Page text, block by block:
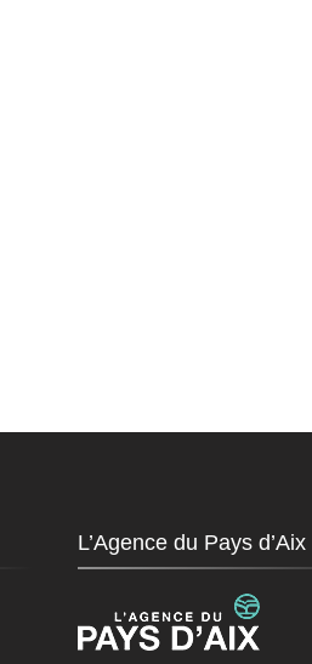
L’Agence du Pays d’Aix